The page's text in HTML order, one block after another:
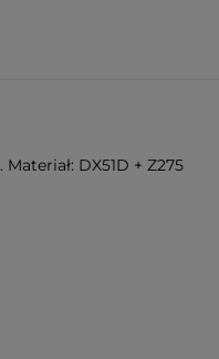
DX51D + Z275